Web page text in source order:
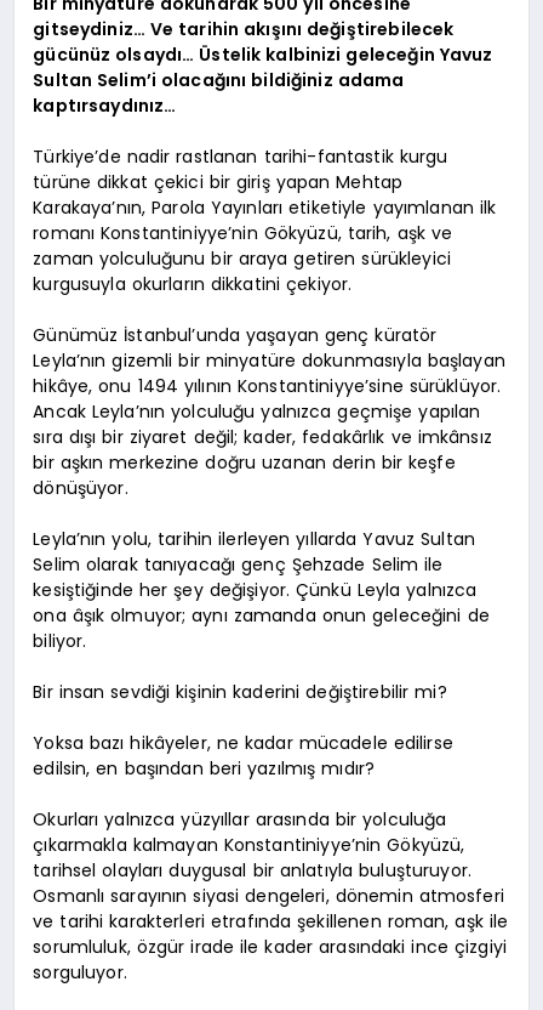
gitseydiniz… Ve tarihin akışını değiştirebilecek
gücünüz olsaydı… Üstelik kalbinizi geleceğin Yavuz
Sultan Selim’i olacağını bildiğiniz adama
kaptırsaydınız…
Türkiye’de nadir rastlanan tarihi-fantastik kurgu
türüne dikkat çekici bir giriş yapan Mehtap
Karakaya’nın, Parola Yayınları etiketiyle yayımlanan ilk
romanı Konstantiniyye’nin Gökyüzü, tarih, aşk ve
zaman yolculuğunu bir araya getiren sürükleyici
kurgusuyla okurların dikkatini çekiyor.
Günümüz İstanbul’unda yaşayan genç küratör
Leyla’nın gizemli bir minyatüre dokunmasıyla başlayan
hikâye, onu 1494 yılının Konstantiniyye’sine sürüklüyor.
Ancak Leyla’nın yolculuğu yalnızca geçmişe yapılan
sıra dışı bir ziyaret değil; kader, fedakârlık ve imkânsız
bir aşkın merkezine doğru uzanan derin bir keşfe
dönüşüyor.
Leyla’nın yolu, tarihin ilerleyen yıllarda Yavuz Sultan
Selim olarak tanıyacağı genç Şehzade Selim ile
kesiştiğinde her şey değişiyor. Çünkü Leyla yalnızca
ona âşık olmuyor; aynı zamanda onun geleceğini de
biliyor.
Bir insan sevdiği kişinin kaderini değiştirebilir mi?
Yoksa bazı hikâyeler, ne kadar mücadele edilirse
edilsin, en başından beri yazılmış mıdır?
Okurları yalnızca yüzyıllar arasında bir yolculuğa
çıkarmakla kalmayan Konstantiniyye’nin Gökyüzü,
tarihsel olayları duygusal bir anlatıyla buluşturuyor.
Osmanlı sarayının siyasi dengeleri, dönemin atmosferi
ve tarihi karakterleri etrafında şekillenen roman, aşk ile
sorumluluk, özgür irade ile kader arasındaki ince çizgiyi
sorguluyor.